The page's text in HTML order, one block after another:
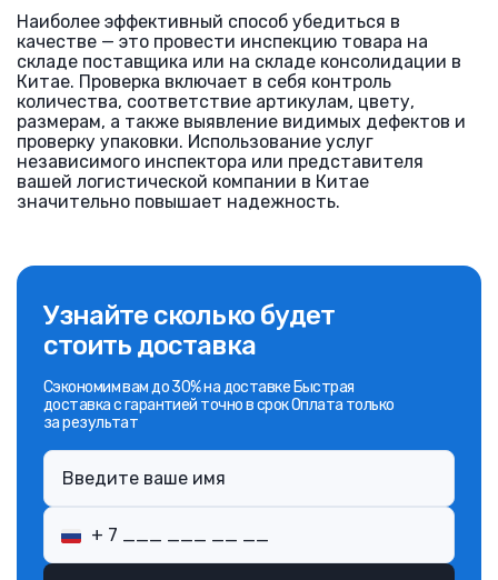
Наиболее эффективный способ убедиться в
качестве — это провести инспекцию товара на
складе поставщика или на складе консолидации в
Китае. Проверка включает в себя контроль
количества, соответствие артикулам, цвету,
размерам, а также выявление видимых дефектов и
проверку упаковки. Использование услуг
независимого инспектора или представителя
вашей логистической компании в Китае
значительно повышает надежность.
Узнайте сколько будет
стоить доставка
Сэкономим вам до 30% на доставке Быстрая
доставка с гарантией точно в срок Оплата только
за результат